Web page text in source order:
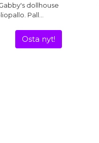
dollhouse
Pall…
Osta nyt!